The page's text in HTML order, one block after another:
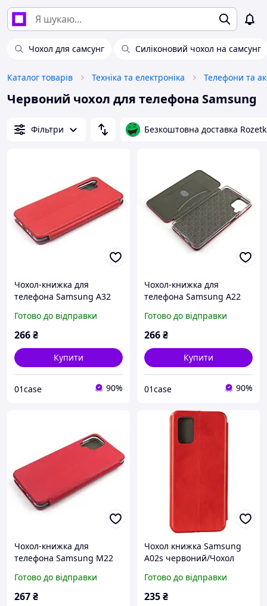
Чохол для самсунг Силіконовий чохол на самсунг
Каталог товарів Техніка та електроніка Телефони та
Червоний чохол для телефона Samsung
Фільтри Безкоштовна доставка
Чохол-книжка для
телефона Samsung A32
для телефона Самсунг
А32 червоний (магнітна)
Готово до відправки
266₴
Купити
01case 90%
Чохол-книжка для
телефона Samsung A22
для телефона Samsung
A22 (4G) магнітна книжка
Готово до відправки
266₴
Купити
01case 90%
Чохол-книжка для
телефона Samsung M22
для телефона Самсунг
М22 (магнітна)
Готово до відправки
267₴
Чохол книжка Samsung
A02s червоний/Чохол
Самсунг А02с (магнітна є
відділ для картки)
Готово до відправки
235₴